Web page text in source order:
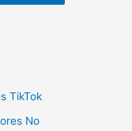
TikTok
No